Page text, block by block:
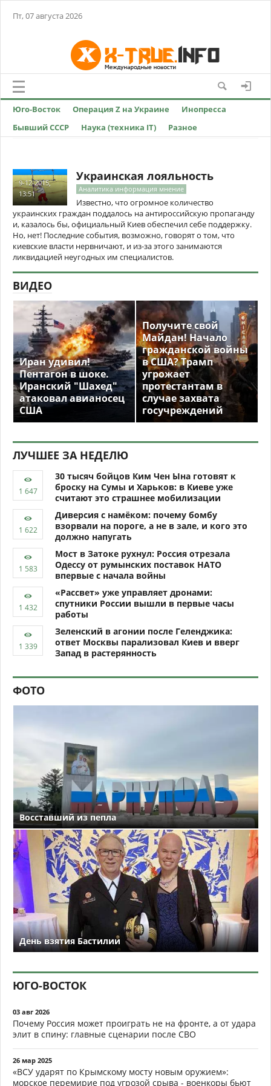
Пт, 07 августа 2026
Юго-Восток Операция Z на Украине
Инопресса
Бывший СССР
Наука (техника IT) Разное
9-12-2015,
13:51
Украинская лояльность
Аналитика информация мнение
Известно, что огромное количество
украинских граждан поддалось на антироссийскую пропаганду
и, казалось бы, официальный Киев обеспечил себе поддержку.
Но, нет! Последние события, возможно, говорят о том, что
киевские власти нервничают, и из-за этого занимаются
ликвидацией неугодных им специалистов.
ВИДЕО
Иран удивил!
Пентагон в шоке.
Иранский "Шахед"
атаковал авианосец
США
Получите свой
Майдан! Начало
гражданской войны
в США? Трамп
угрожает
протестантам в
случае захвата
госучреждений
ЛУЧШЕЕ ЗА НЕДЕЛЮ
30 тысяч бойцов Ким Чен Ына готовят к
броску на Сумы и Харьков: в Киеве уже
считают это страшнее мобилизации
Диверсия с намёком: почему бомбу
взорвали на пороге, а не в зале, и кого это
должно напугать
Мост в Затоке рухнул: Россия отрезала
Одессу от румынских поставок НАТО
впервые с начала войны
«Рассвет» уже управляет дронами:
спутники России вышли в первые часы
работы
Зеленский в агонии после Геленджика:
ответ Москвы парализовал Киев и вверг
Запад в растерянность
ФОТО
Восставший из пепла
День взятия Бастилии
ЮГО-ВОСТОК
03 авг 2026
Почему Россия может проиграть не на фронте, а от удара
элит в спину: главные сценарии после СВО
26 мар 2025
«ВСУ ударят по Крымскому мосту новым оружием»:
морское перемирие под угрозой срыва - военкоры бьют